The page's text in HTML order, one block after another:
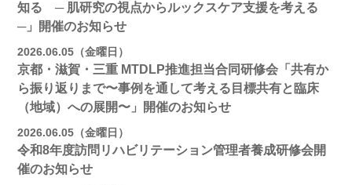
知る ─ 肌研究の視点からルックスケア支援を考える
─」開催のお知らせ
2026.06.05（金曜日）
京都・滋賀・三重 MTDLP推進担当合同研修会「共有か
ら振り返りまで〜事例を通して考える目標共有と臨床
（地域）への展開〜」開催のお知らせ
2026.06.05（金曜日）
令和8年度訪問リハビリテーション管理者養成研修会開
催のお知らせ